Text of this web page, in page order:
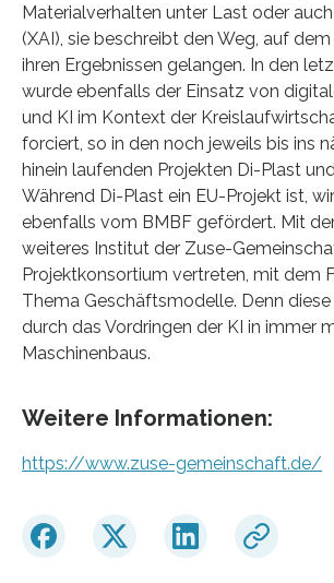
Materialverhalten unter Last oder
(XAI), sie beschreibt den Weg, auf
ihren Ergebnissen gelangen. In den
wurde ebenfalls der Einsatz von
und KI im Kontext der
forciert, so in den noch jeweils bis ins
hinein laufenden Projekten Di-Plast
Während Di-Plast ein EU-Projekt ist,
ebenfalls vom BMBF gefördert. Mit
weiteres Institut der Zuse-
Projektkonsortium vertreten, mit dem
Thema Geschäftsmodelle. Denn
durch das Vordringen der KI in immer
Maschinenbaus.
Weitere Informationen:
https://www.zuse-gemeinschaft.de/